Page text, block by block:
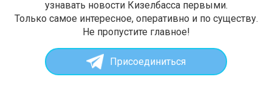
узнавать новости Кизелбасса первыми.
Только самое интересное, оперативно и по существу.
Не пропустите главное!
Присоединиться